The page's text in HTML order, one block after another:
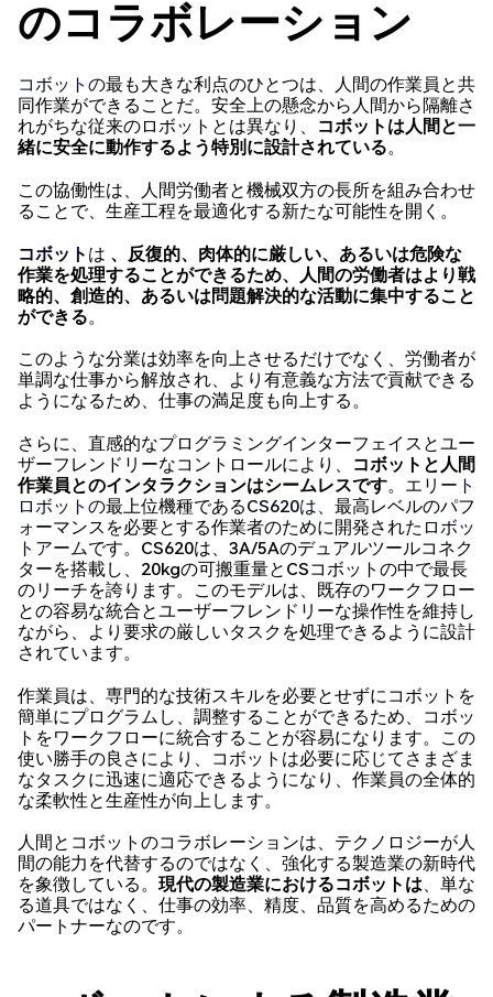
のコラボレーション
コボットの最も大きな利点のひとつは、人間の作業員と共
同作業ができることだ。安全上の懸念から人間から隔離さ
れがちな従来のロボットとは異なり、
コボットは人間と一
緒に安全に動作するよう特別に設計されている。
この協働性は、人間労働者と機械双方の長所を組み合わせ
ることで、生産工程を最適化する新たな可能性を開く。
コボット は 、反復的、肉体的に厳しい、あるいは危険な
作業を処理することができるため、人間の労働者はより戦
略的、創造的、あるいは問題解決的な活動に集中すること
ができる。
このような分業は効率を向上させるだけでなく、労働者が
単調な仕事から解放され、より有意義な方法で貢献できる
ようになるため、仕事の満足度も向上する。
さらに、直感的なプログラミングインターフェイスとユー
ザーフレンドリーなコントロールにより、
コボットと人間
作業員とのインタラクションはシームレスです。 エリート
ロボットの最上位機種であるCS620は、最高レベルのパフ
ォーマンスを必要とする作業者のために開発された ロボッ
トアームです。CS620は、3A/5Aのデュアルツールコネク
ターを搭載し、20kgの可搬重量とCSコボットの中で最長
のリーチを誇ります。このモデルは、既存のワークフロー
との容易な統合とユーザーフレンドリーな操作性を維持し
ながら、より要求の厳しいタスクを処理できるように設計
されています。
作業員は、専門的な技術スキルを必要とせずにコボットを
簡単にプログラムし、調整することができるため、コボッ
トをワークフローに統合することが容易になります。この
使い勝手の良さにより、コボットは必要に応じてさまざま
なタスクに迅速に適応できるようになり、作業員の全体的
な柔軟性と生産性が向上します。
人間とコボットのコラボレーションは、テクノロジーが人
間の能力を代替するのではなく、強化する製造業の新時代
を象徴している。 現代の製造業におけるコボットは、単な
る道具ではなく、仕事の効率、精度、品質を高めるための
パートナーなのです。